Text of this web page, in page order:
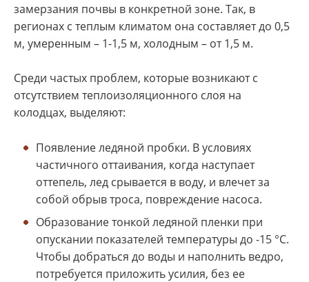
замерзания почвы в конкретной зоне. Так, в
регионах с теплым климатом она составляет до 0,5
м, умеренным – 1-1,5 м, холодным – от 1,5 м.
Среди частых проблем, которые возникают с
отсутствием теплоизоляционного слоя на
колодцах, выделяют:
Появление ледяной пробки. В условиях
частичного оттаивания, когда наступает
оттепель, лед срывается в воду, и влечет за
собой обрыв троса, повреждение насоса.
Образование тонкой ледяной пленки при
опускании показателей температуры до -15 °C.
Чтобы добраться до воды и наполнить ведро,
потребуется приложить усилия, без ее